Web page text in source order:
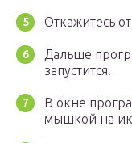
Откажитесь
Дальше
запустится.
В окне
мышкой на